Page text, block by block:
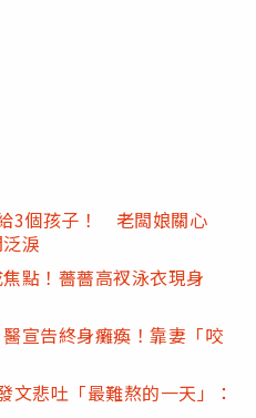
3個孩子！ 老闆娘關心
淚
點！薔薔高衩泳衣現身
宣告終身癱瘓！靠妻「咬
文悲吐「最難熬的一天」：